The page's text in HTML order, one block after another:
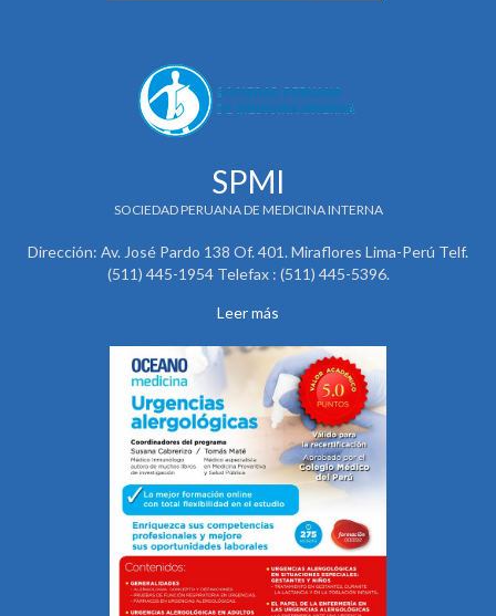
SPMI
SOCIEDAD PERUANA DE MEDICINA INTERNA
Dirección: Av. José Pardo 138 Of. 401. Miraflores Lima-Perú Telf.
(511) 445-1954 Telefax : (511) 445-5396.
Leer más